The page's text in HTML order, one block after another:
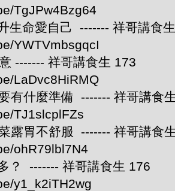
TgJPw4Bzg64
生命愛自己 ------- 祥哥講食
YWTVmbsgqcI
------- 祥哥講食生 173
LaDvc8HiRMQ
有什麼準備 ------- 祥哥講食
TJ1slcplFZs
露胃不舒服 ------- 祥哥講食
ohR79lbl7N4
？ ------- 祥哥講食生 176
y1_k2iTH2wg